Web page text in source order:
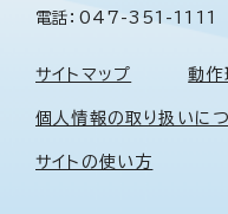
電話：047-351-1111
サイトマップ 動作
個人情報の取り扱いに
サイトの使い方